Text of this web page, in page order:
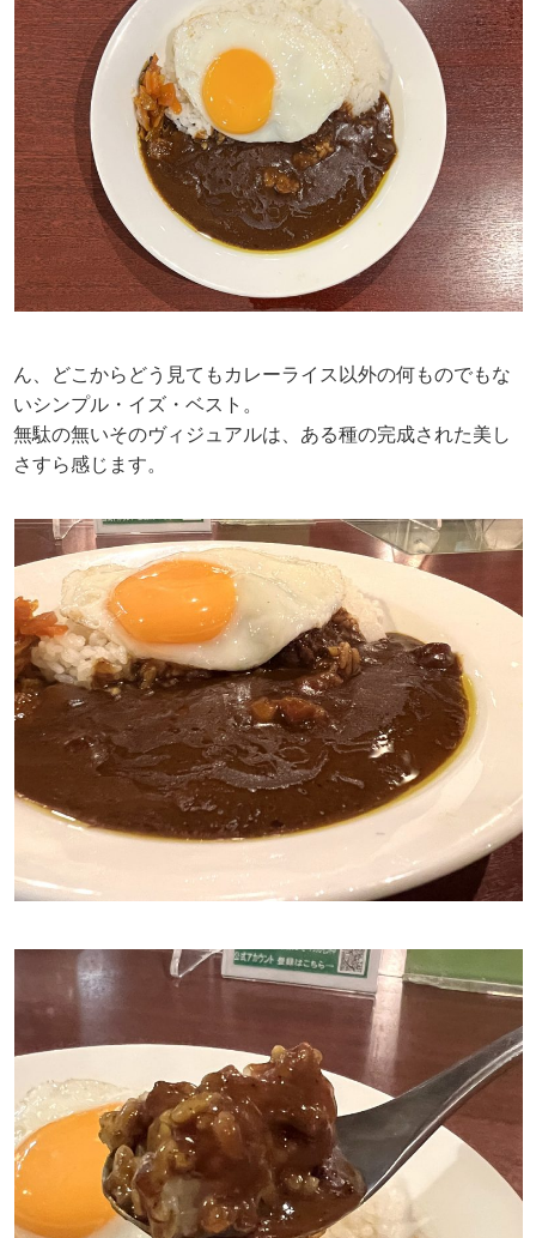
ん、どこからどう見てもカレーライス以外の何ものでもな
いシンプル・イズ・ベスト。
無駄の無いそのヴィジュアルは、ある種の完成された美し
さすら感じます。